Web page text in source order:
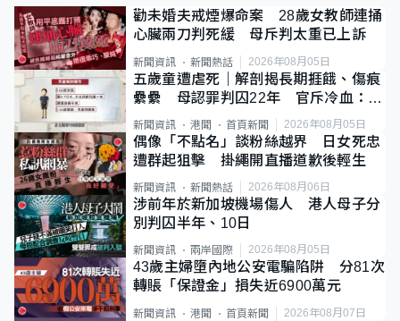
勸未婚夫戒煙爆命案 28歲女教師連捅
心臟兩刀判死緩 母斥判太重已上訴
新聞資訊 新聞熱話 2026年08月05日
五歲童遭虐死｜解剖揭長期捱餓、傷痕
纍纍 母認罪判囚22年 官斥冷血：同
類案最惡劣
新聞資訊 港聞 首頁新聞 2026年08月05日
偶像「不點名」談粉絲越界 日女死忠
遭群起狙擊 掛繩開直播道歉後輕生
新聞資訊 新聞熱話 2026年08月06日
涉前年於新加坡機場傷人 港人母子分
別判囚半年、10日
新聞資訊 兩岸國際 2026年08月05日
43歲主婦墮內地公安電騙陷阱 分81次
轉賬「保證金」損失近6900萬元
新聞資訊 港聞 首頁新聞 2026年08月07日